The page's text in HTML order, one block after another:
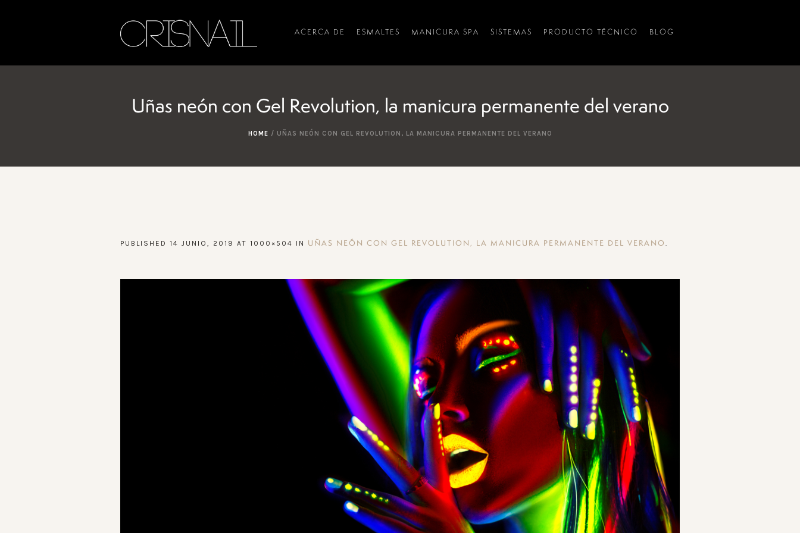
ACERCA DE ESMALTES MANICURA SPA SISTEMAS PRODUCTO TÉCNICO BLOG
Uñas neón con Gel Revolution, la manicura permanente del verano
HOME / UÑAS NEÓN CON GEL REVOLUTION, LA MANICURA PERMANENTE DEL VERANO
PUBLISHED 14 JUNIO, 2019 AT 1000×504 IN UÑAS NEÓN CON GEL REVOLUTION, LA MANICURA PERMANENTE DEL VERANO .